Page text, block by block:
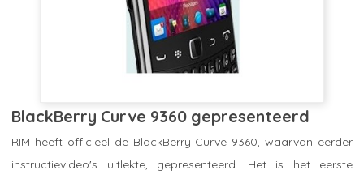
BlackBerry Curve 9360 gepresenteerd
RIM heeft officieel de BlackBerry Curve 9360, waarvan eerder
instructievideo's uitlekte, gepresenteerd. Het is het eerste